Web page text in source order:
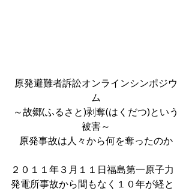
原発避難者訴訟オンラインシンポジウ
ム
～故郷(ふるさと)剥奪(はくだつ)という
被害～
原発事故は人々から何を奪ったのか
２０１１年３月１１日福島第一原子力
発電所事故から間もなく１０年が経と